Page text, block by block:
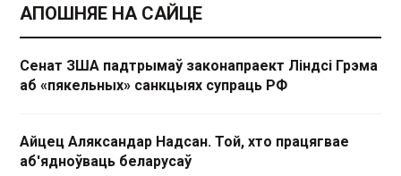
АПОШНЯЕ НА САЙЦЕ
Сенат ЗША падтрымаў законапраект Ліндсі Грэма
аб «пякельных» санкцыях супраць РФ
Айцец Аляксандар Надсан. Той, хто працягвае
аб'ядноўваць беларусаў